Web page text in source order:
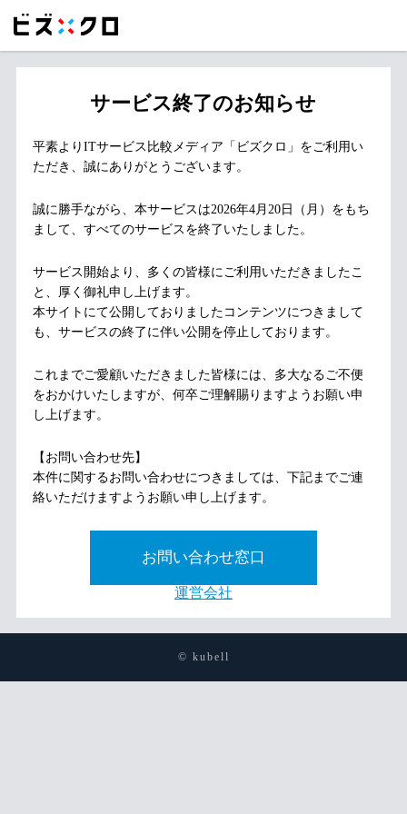
サービス終了のお知らせ
平素よりITサービス比較メディア「ビズクロ」をご利用い
ただき、誠にありがとうございます。
誠に勝手ながら、本サービスは2026年4月20日（月）をもち
まして、すべてのサービスを終了いたしました。
サービス開始より、多くの皆様にご利用いただきましたこ
と、厚く御礼申し上げます。
本サイトにて公開しておりましたコンテンツにつきまして
も、サービスの終了に伴い公開を停止しております。
これまでご愛顧いただきました皆様には、多大なるご不便
をおかけいたしますが、何卒ご理解賜りますようお願い申
し上げます。
【お問い合わせ先】
本件に関するお問い合わせにつきましては、下記までご連
絡いただけますようお願い申し上げます。
お問い合わせ窓口
運営会社
© kubell